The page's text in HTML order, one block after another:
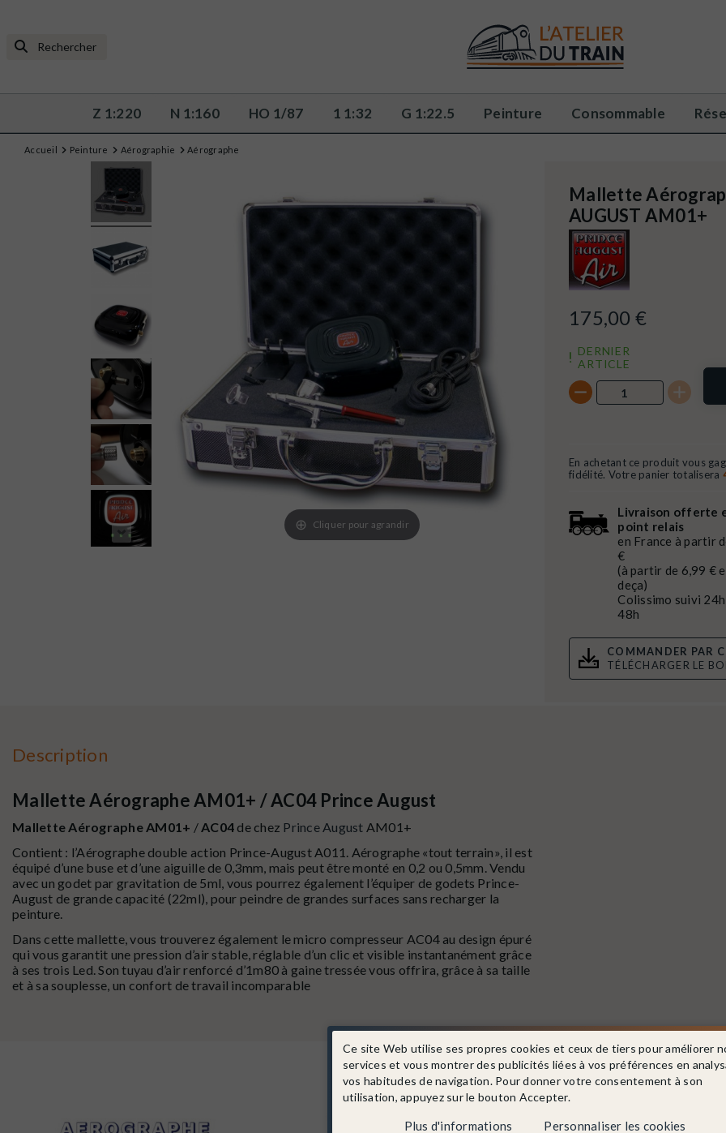
Z 1:220 N 1:160 HO 1/87 1 1:32 G 1:22.5 Peinture Consommable
Accueil Peinture Aérographie Aérographe
Cliquer pour agrandir
Mallette
AUGUST AM01+
175,00 €
DERNIER
ARTICLE
En achetant ce produit vous
fidélité. Votre panier totalisera
Livraison offerte
point relais
en France à partir
€
(à partir de 6,99 €
deça)
Colissimo suivi 24h
48h
COMMANDER PAR
TÉLÉCHARGER LE
Description
Mallette Aérographe AM01+ / AC04 Prince August
Mallette Aérographe AM01+ / AC04 de chez Prince August AM01+
Contient : l’Aérographe double action Prince-August A011. Aérographe «tout terrain», il est
équipé d’une buse et d’une aiguille de 0,3mm, mais peut être monté en 0,2 ou 0,5mm. Vendu
avec un godet par gravitation de 5ml, vous pourrez également l’équiper de godets Prince-
August de grande capacité (22ml), pour peindre de grandes surfaces sans recharger la
peinture.
Dans cette mallette, vous trouverez également le micro compresseur AC04 au design épuré
qui vous garantit une pression d’air stable, réglable d’un clic et visible instantanément grâce
à ses trois Led. Son tuyau d’air renforcé d’1m80 à gaine tressée vous offrira, grâce à sa taille
et à sa souplesse, un confort de travail incomparable
Dans la même catégorie
Ce site Web utilise ses propres cookies et ceux de tiers pour améliorer
services et vous montrer des publicités liées à vos préférences en
vos habitudes de navigation. Pour donner votre consentement à son
utilisation, appuyez sur le bouton Accepter.
Plus d'informations Personnaliser les cookies